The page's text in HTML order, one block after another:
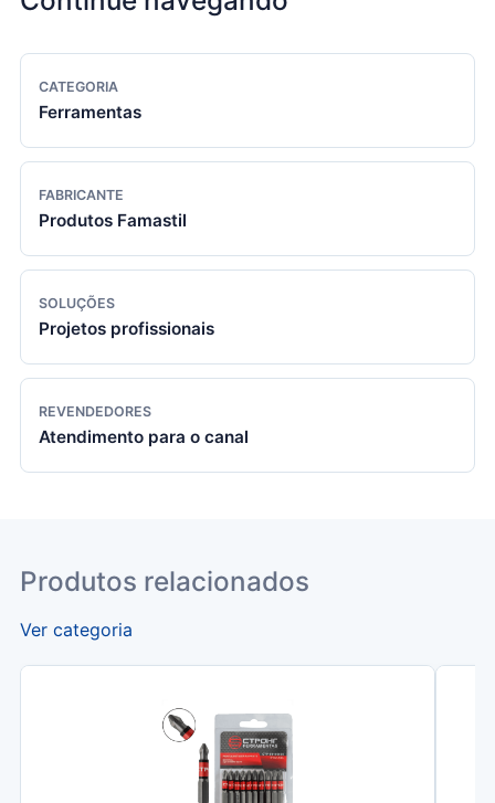
CATEGORIA
Ferramentas
FABRICANTE
Produtos Famastil
SOLUÇÕES
Projetos profissionais
REVENDEDORES
Atendimento para o canal
Produtos relacionados
Ver categoria